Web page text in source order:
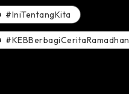
#IniTentangKita
#KEBBerbagiCeritaRamadhan